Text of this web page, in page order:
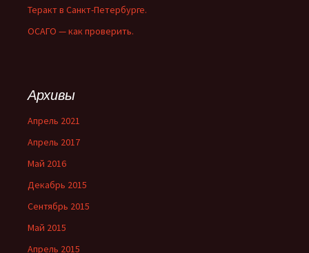
Теракт в Санкт-Петербурге.
ОСАГО — как проверить.
Архивы
Апрель 2021
Апрель 2017
Май 2016
Декабрь 2015
Сентябрь 2015
Май 2015
Апрель 2015